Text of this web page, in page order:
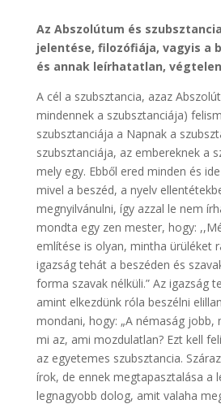
Az Abszolútum és
jelentése, filozófiája, vagyis a
és annak leírhatatlan,
A cél a szubsztancia, azaz
mindennek a szubsztanciája)
szubsztanciája a Napnak a
szubsztanciája, az embereknek a
mely egy. Ebből ered minden és
mivel a beszéd, a nyelv
megnyilvánulni, így azzal le nem
mondta egy zen mester, hogy:
említése is olyan, mintha ürüléket
igazság tehát a beszéden és
forma szavak nélküli.” Az igazság
amint elkezdünk róla beszélni
mondani, hogy: „A némaság jobb,
mi az, ami mozdulatlan? Ezt kell
az egyetemes szubsztancia.
írok, de ennek megtapasztalása a
legnagyobb dolog, amit valaha